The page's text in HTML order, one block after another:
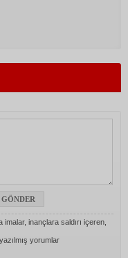
inançlara saldırı içeren,
yorumlar